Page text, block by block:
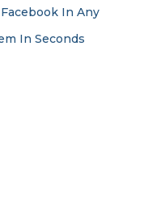
In Any
In Seconds